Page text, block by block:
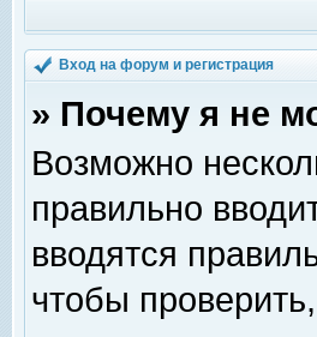
Вход на форум и регистрация
» Почему я не
Возможно
правильно
вводятся
чтобы